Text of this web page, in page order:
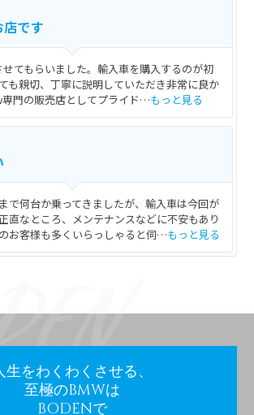
です
てもらいました。輸入車を購入するのが初
も親切、丁寧に説明していただき非常に良か
専門の販売店としてプライド…もっと見る
で何台か乗ってきましたが、輸入車は今回が
直なところ、メンテナンスなどに不安もあり
お客様も多くいらっしゃると伺…もっと見る
生をわくわくさせる、
至極のBMWは
BODENで